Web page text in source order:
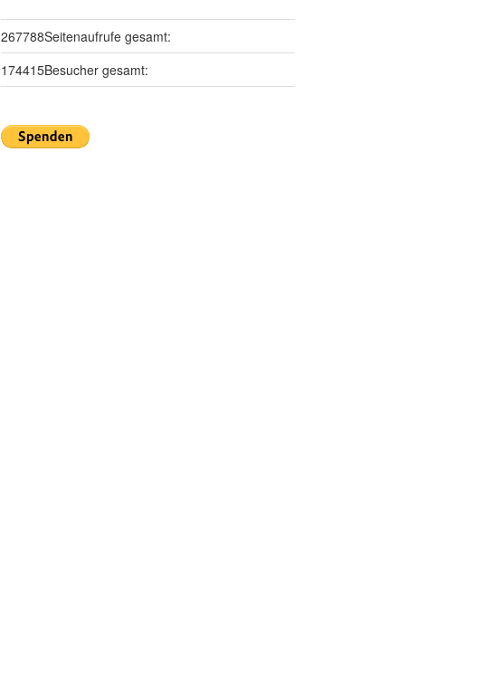
267788Seitenaufrufe gesamt:
174415Besucher gesamt: